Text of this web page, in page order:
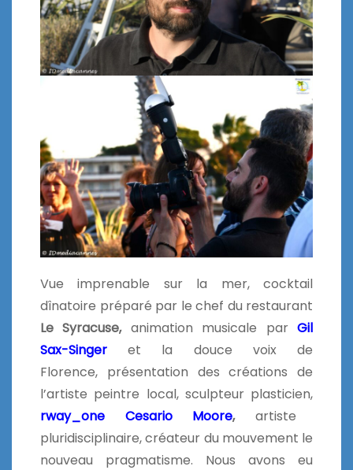
Vue imprenable sur la mer, cocktail
dînatoire préparé par le chef du restaurant
Le Syracuse, animation musicale parGil
Sax-Singer et la douce voix de
Florence, présentation des créations de
l’artiste peintre local, sculpteur plasticien,
rway_one
Cesario Moore,artiste
pluridisciplinaire, créateur du mouvement le
nouveau pragmatisme. Nous avons eu